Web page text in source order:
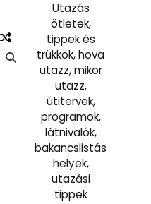
Utazás
ötletek,
tippek és
trükkök, hova
utazz, mikor
utazz,
útitervek,
programok,
látnivalók,
bakancslistás
helyek,
utazási
tippek